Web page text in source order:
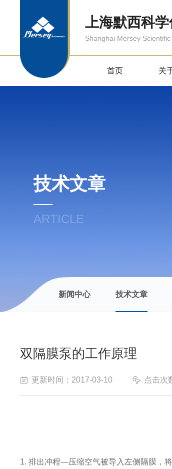
上海默西科
Shanghai Mersey
首页 关
技术文章
ARTICLE
新闻中心 技术文章
双隔膜泵的工作原理
更新时间：2017-03-10 点击次
1. 排出冲程—压缩空气被导入左侧隔膜，